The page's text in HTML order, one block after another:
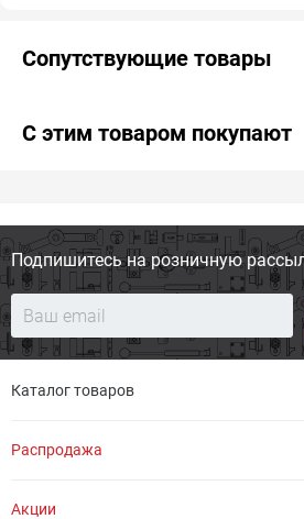
Сопутствующие товары
С этим товаром покупают
Подпишитесь на розничную
Каталог товаров
Распродажа
Акции